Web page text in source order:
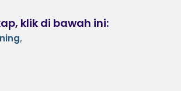
klik di bawah ini:
,